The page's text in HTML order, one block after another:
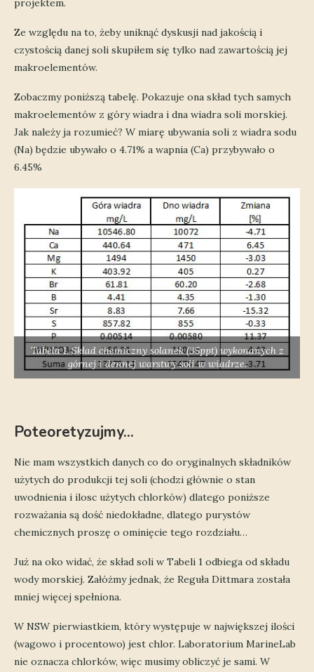
projektem.
Ze względu na to, żeby uniknąć dyskusji nad jakością i
czystością danej soli skupiłem się tylko nad zawartością jej
makroelementów.
Zobaczmy poniższą tabelę. Pokazuje ona skład tych samych
makroelementów z góry wiadra i dna wiadra soli morskiej.
Jak należy ja rozumieć? W miarę ubywania soli z wiadra sodu
(Na) będzie ubywało o 4.71% a wapnia (Ca) przybywało o
6.45%
Tabela 1. Skład chemiczny solanek (35ppt) wykonanych z
górnej i dennej warstwy soli w wiadrze.
Poteoretyzujmy…
Nie mam wszystkich danych co do oryginalnych składników
użytych do produkcji tej soli (chodzi głównie o stan
uwodnienia i ilosc użytych chlorków) dlatego poniższe
rozważania są dość niedokładne, dlatego purystów
chemicznych proszę o ominięcie tego rozdziału…
Już na oko widać, że skład soli w Tabeli 1 odbiega od składu
wody morskiej. Załóżmy jednak, że Reguła Dittmara została
mniej więcej spełniona.
W NSW pierwiastkiem, który występuje w największej ilości
(wagowo i procentowo) jest chlor. Laboratorium MarineLab
nie oznacza chlorków, więc musimy obliczyć je sami. W